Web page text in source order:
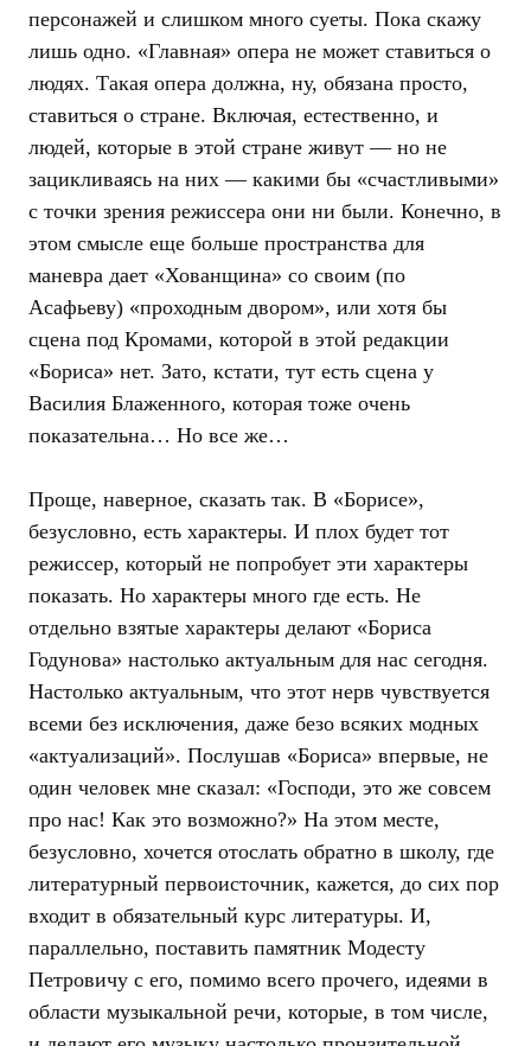
персонажей и слишком много суеты. Пока скажу
лишь одно. «Главная» опера не может ставиться о
людях. Такая опера должна, ну, обязана просто,
ставиться о стране. Включая, естественно, и
людей, которые в этой стране живут — но не
зацикливаясь на них — какими бы «счастливыми»
с точки зрения режиссера они ни были. Конечно, в
этом смысле еще больше пространства для
маневра дает «Хованщина» со своим (по
Асафьеву) «проходным двором», или хотя бы
сцена под Кромами, которой в этой редакции
«Бориса» нет. Зато, кстати, тут есть сцена у
Василия Блаженного, которая тоже очень
показательна… Но все же…
Проще, наверное, сказать так. В «Борисе»,
безусловно, есть характеры. И плох будет тот
режиссер, который не попробует эти характеры
показать. Но характеры много где есть. Не
отдельно взятые характеры делают «Бориса
Годунова» настолько актуальным для нас сегодня.
Настолько актуальным, что этот нерв чувствуется
всеми без исключения, даже безо всяких модных
«актуализаций». Послушав «Бориса» впервые, не
один человек мне сказал: «Господи, это же совсем
про нас! Как это возможно?» На этом месте,
безусловно, хочется отослать обратно в школу, где
литературный первоисточник, кажется, до сих пор
входит в обязательный курс литературы. И,
параллельно, поставить памятник Модесту
Петровичу с его, помимо всего прочего, идеями в
области музыкальной речи, которые, в том числе,